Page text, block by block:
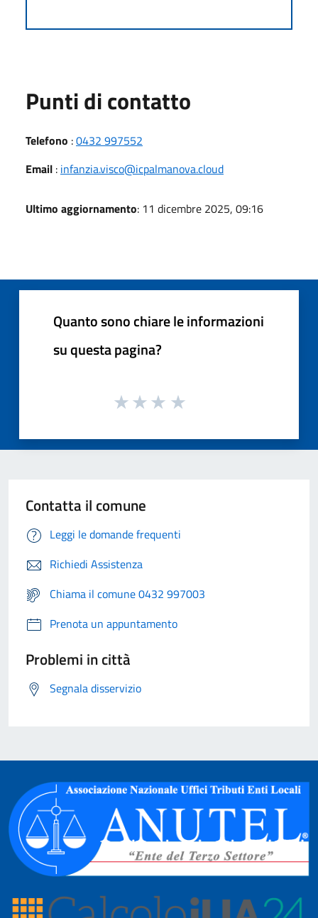
Punti di contatto
Telefono :0432 997552
Email : infanzia.visco@icpalmanova.cloud
Ultimo aggiornamento: 11 dicembre 2025, 09:16
Quanto sono chiare le informazioni
su questa pagina?
Contatta il comune
Leggi le domande frequenti
Richiedi Assistenza
Chiama il comune 0432 997003
Prenota un appuntamento
Problemi in città
Segnala disservizio